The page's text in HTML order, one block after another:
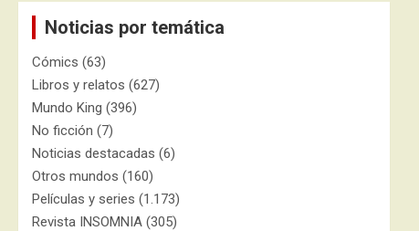
Noticias por temática
Cómics (63)
Libros y relatos (627)
Mundo King (396)
No ficción (7)
Noticias destacadas (6)
Otros mundos (160)
Películas y series (1.173)
Revista INSOMNIA (305)